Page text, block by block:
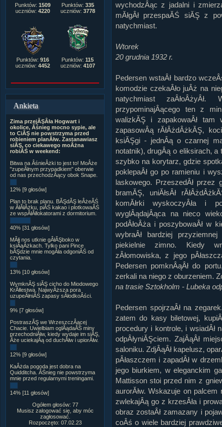
Punktów: 1509
uczniów: 4220
Punktów: 335
uczniów: 3778
Punktów: 916
uczniów: 4452
Punktów: 115
uczniów: 4107
Ankieta
Zima przejĂŞÂła Hogwart i
okolice, Âśnieg mocno sypie, ale
to CiĂŞ nie powstrzyma przed
robieniem planĂłw. Zastanawiasz
siĂŞ, co ciekawego moÂżna
robiĂŚ w weekend:
Bitwa na ÂśnieÂżki to jest to! MoÂże
"zupeÂłnym przypadkiem" oberwie
od nas przechodzÂący obok Snape.
12% [9 głosów]
Plan to brak planu. BĂŞdĂŞ leÂżeĂŚ
w ÂłĂłÂżku, piĂŚ kakao i plotkowaĂŚ
ze wspĂłÂłlokatorami z dormitorium.
40% [31 głosów]
MĂłj nos utknie gÂłĂŞboko w
ksiÂąÂżkach. Tylko pani Pince
bĂŞdzie mnie mogÂła odgoniĂŚ od
czytania.
13% [10 głosów]
WymknĂŞ siĂŞ cicho do Miodowego
KrĂłlestwa. NajwyÂższa pora
uzupeÂłniĂŚ zapasy sÂłodkoÂści.
9% [7 głosów]
PostraszĂŞ we WrzeszczÂącej
Chacie. Uwielbiam oglÂądaĂŚ miny
przechodniĂłw, kiedy wydaje im siĂŞ,
Âże uciekajÂą od duchĂłw i upiorĂłw.
12% [9 głosów]
KaÂżda pogoda jest dobra na
Quidditcha. ÂŚnieg nie powstrzyma
mnie przed regularnymi treningami.
14% [11 głosów]
Ogółem głosów: 77
Musisz zalogować się, aby móc
zagłosować.
Rozpoczęto: 07.02.23
wychodzÂąc z jadalni i
mĂłgÂł przespaĂŚ siĂŞ z
natychmiast.
Wtorek
20 grudnia 1932 r.
Pedersen wstaÂł bardzo
komodzie czekaÂło juÂż na
natychmiast
przypominajÂącego ten z
walizkĂŞ i zapakowaÂł tam
zapasowÂą rĂłÂżdÂżkĂŞ,
ksiĂŞgi - jednÂą o czarnej
notatnik), drugÂą o eliksirach, a
szybko na korytarz, gdzie
poklepaÂł go po ramieniu i
laskowego. PrzeszedÂł przez
bramĂŞ, uniĂłsÂł
komĂłrki wyskoczyÂła i
wyglÂądajÂąca na nieco
podÂłoÂża i poszybowaÂł w
wybraÂł bardziej
piekielnie zimno. Kiedy
zÂłomowiska, z jego
Pedersen pomknÂąÂł do
zerkali na niego z oburzeniem.
na trasie Sztokholm - Lubeka
Pedersen spojrzaÂł na
zatem do kasy biletowej,
procedury i kontrole, i wsiadÂł
odpÂłyniĂŞciem. ZajÂąÂł
saloniku. ZdjÂąÂł kapelusz,
pÂłaszczem i zapadÂł w
jego biurkiem, w eleganckim
Mattisson stoi przed nim z
aurorĂłw. Wskazuje on
zwlekajÂą go z krzesÂła i
obraz zostaÂł zamazany i
coÂś o wiele bardziej